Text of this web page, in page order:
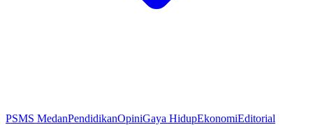
PSMS MedanPendidikanOpiniGaya HidupEkonomiEditorial